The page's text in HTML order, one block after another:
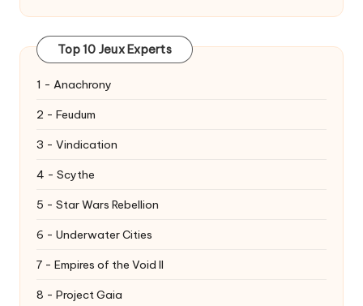
Top 10 Jeux Experts
1 - Anachrony
2 - Feudum
3 - Vindication
4 - Scythe
5 - Star Wars Rebellion
6 - Underwater Cities
7 - Empires of the Void II
8 - Project Gaia